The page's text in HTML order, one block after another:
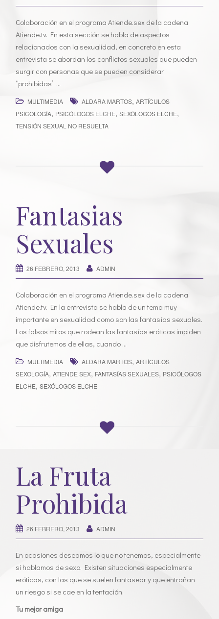
Colaboración en el programa Atiende.sex de la cadena
Atiende.tv. En esta sección se habla de aspectos
relacionados con la sexualidad, en concreto en esta
entrevista se abordan los conflictos sexuales que pueden
surgir con personas que se pueden considerar
“prohibidas” …
MULTIMEDIA ALDARA MARTOS, ARTÍCULOS
PSICOLOGÍA, PSICÓLOGOS ELCHE, SEXÓLOGOS ELCHE,
TENSIÓN SEXUAL NO RESUELTA
Fantasias
Sexuales
26 FEBRERO, 2013 ADMIN
Colaboración en el programa Atiende.sex de la cadena
Atiende.tv. En la entrevista se habla de un tema muy
importante en sexualidad como son las fantasías sexuales.
Los falsos mitos que rodean las fantasías eróticas impiden
que disfrutemos de ellas, cuando …
MULTIMEDIA ALDARA MARTOS, ARTÍCULOS
SEXOLOGÍA, ATIENDE SEX, FANTASÍAS SEXUALES, PSICÓLOGOS
ELCHE, SEXÓLOGOS ELCHE
La Fruta
Prohibida
26 FEBRERO, 2013 ADMIN
En ocasiones deseamos lo que no tenemos, especialmente
si hablamos de sexo. Existen situaciones especialmente
eróticas, con las que se suelen fantasear y que entrañan
un riesgo si se cae en la tentación.
Tu mejor amiga